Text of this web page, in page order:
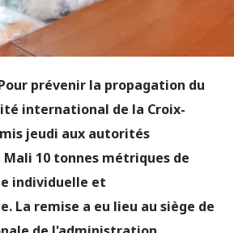
prévenir la propagation du
international de la Croix-
jeudi aux autorités
10 tonnes métriques de
individuelle et
La remise a eu lieu au siège de